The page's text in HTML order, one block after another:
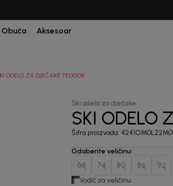
Obuća Aksesoar
ODELO ZA DJEČAKE TEODOR
Ski odela za dječake
SKI ODELO
Šifra proizvoda:
Odaberite veličinu:
68 74 80 86 92
Vodič za veličinu